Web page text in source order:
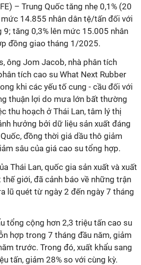
– Trung Quốc tăng nhẹ 0,1% (20
14.855 nhân dân tệ/tấn đối với
9; tăng 0,3% lên mức 15.005 nhân
đồng giao tháng 1/2025.
ông Jom Jacob, nhà phân tích
tích cao su What Next Rubber
khi các yếu tố cung - cầu đối với
thuận lợi do mưa lớn bất thường
thu hoạch ở Thái Lan, tâm lý thị
hưởng bởi dữ liệu sản xuất đáng
đồng thời giá dầu thô giảm
sâu của giá cao su tổng hợp.
Thái Lan, quốc gia sản xuất và xuất
thế giới, đã cảnh báo về những trận
lũ quét từ ngày 2 đến ngày 7 tháng
tổng cộng hơn 2,3 triệu tấn cao su
hợp trong 7 tháng đầu năm, giảm
trước. Trong đó, xuất khẩu sang
tấn, giảm 28% so với cùng kỳ.